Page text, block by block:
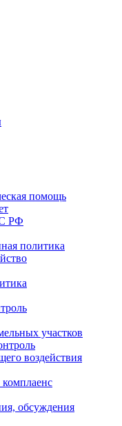
помощь
РФ
политика
участков
воздействия
обсуждения